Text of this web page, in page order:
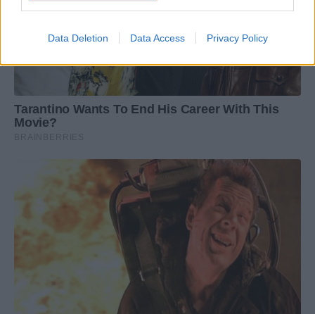
Data Deletion Data Access Privacy Policy